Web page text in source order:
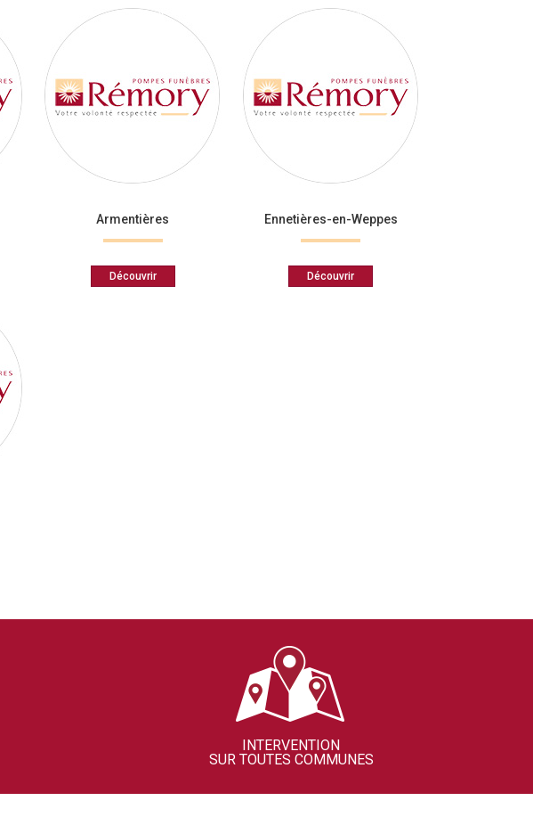
Armentières
Découvrir
Ennetières-en-Weppes
Découvrir
INTERVENTION
SUR TOUTES COMMUNES